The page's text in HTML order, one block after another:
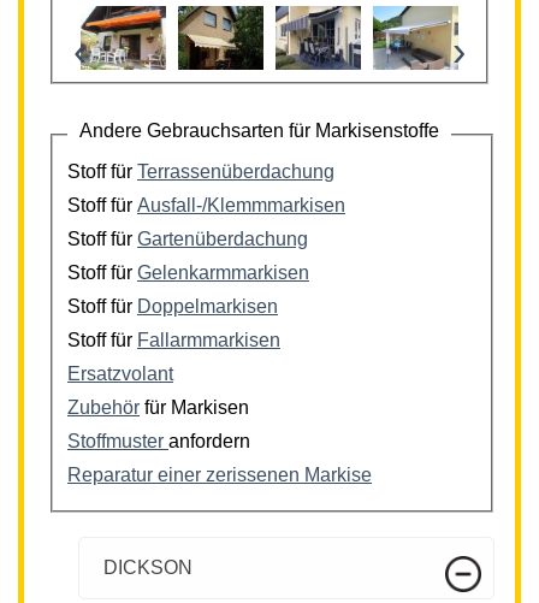
‹ ›
Andere Gebrauchsarten für Markisenstoffe
Stoff für Terrassenüberdachung
Stoff für Ausfall-/Klemmmarkisen
Stoff für Gartenüberdachung
Stoff für Gelenkarmmarkisen
Stoff für Doppelmarkisen
Stoff für Fallarmmarkisen
Ersatzvolant
Zubehör für Markisen
Stoffmuster anfordern
Reparatur einer zerissenen Markise
DICKSON